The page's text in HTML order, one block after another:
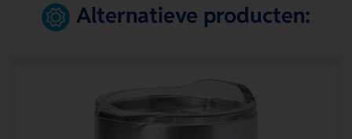
Alternatieve producten: